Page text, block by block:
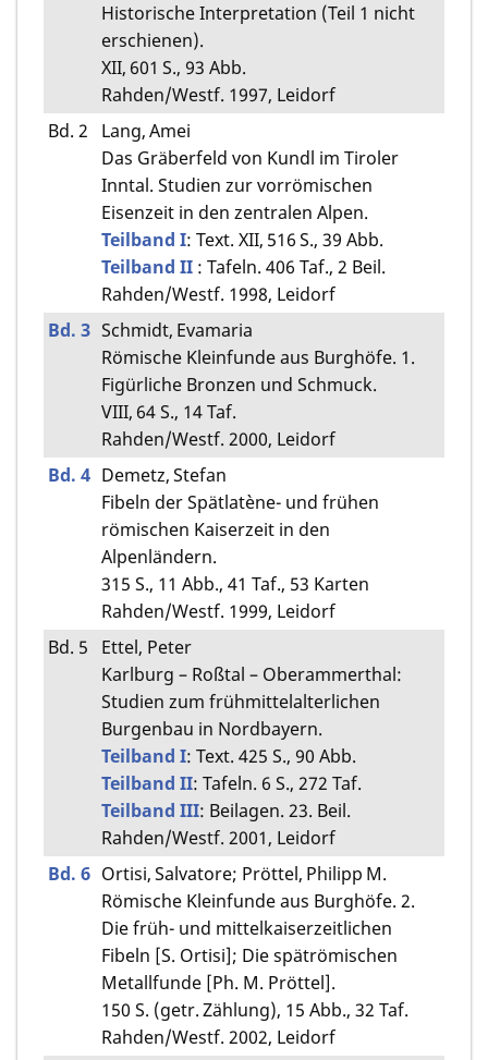
Historische Interpretation (Teil 1 nicht
erschienen).
XII, 601 S., 93 Abb.
Rahden/Westf. 1997, Leidorf
Bd. 2
Lang, Amei
Das Gräberfeld von Kundl im Tiroler
Inntal. Studien zur vorrömischen
Eisenzeit in den zentralen Alpen.
Teilband I: Text. XII, 516 S., 39 Abb.
Teilband II : Tafeln. 406 Taf., 2 Beil.
Rahden/Westf. 1998, Leidorf
Bd. 3 Schmidt, Evamaria
Römische Kleinfunde aus Burghöfe. 1.
Figürliche Bronzen und Schmuck.
VIII, 64 S., 14 Taf.
Rahden/Westf. 2000, Leidorf
Bd. 4 Demetz, Stefan
Fibeln der Spätlatène- und frühen
römischen Kaiserzeit in den
Alpenländern.
315 S., 11 Abb., 41 Taf., 53 Karten
Rahden/Westf. 1999, Leidorf
Bd. 5
Ettel, Peter
Karlburg – Roßtal – Oberammerthal:
Studien zum frühmittelalterlichen
Burgenbau in Nordbayern.
Teilband I: Text. 425 S., 90 Abb.
Teilband II: Tafeln. 6 S., 272 Taf.
Teilband III: Beilagen. 23. Beil.
Rahden/Westf. 2001, Leidorf
Bd. 6 Ortisi, Salvatore; Pröttel, Philipp M.
Römische Kleinfunde aus Burghöfe. 2.
Die früh- und mittelkaiserzeitlichen
Fibeln [S. Ortisi]; Die spätrömischen
Metallfunde [Ph. M. Pröttel].
150 S. (getr. Zählung), 15 Abb., 32 Taf.
Rahden/Westf. 2002, Leidorf